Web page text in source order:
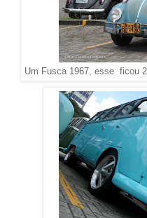
Um Fusca 1967, esse ficou